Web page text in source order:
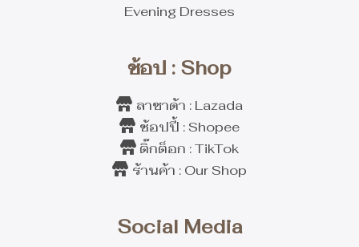
Evening Dresses
ช้อป : Shop
ลาซาด้า : Lazada
ช้อปปี้ : Shopee
ติ๊กต็อก : TikTok
ร้านค้า : Our Shop
Social Media